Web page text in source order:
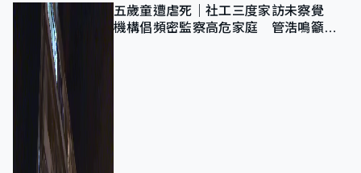
五歲童遭虐死｜社工三度家訪未察覺
機構倡頻密監察高危家庭 管浩鳴籲加